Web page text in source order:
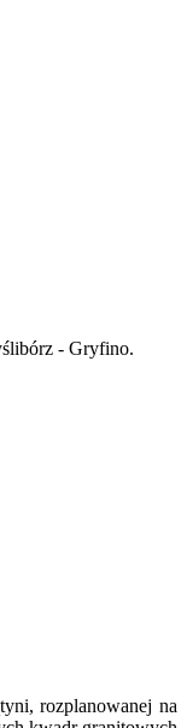
- Gryfino.
rozplanowanej na